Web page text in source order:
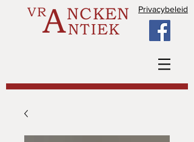
VRANTIEK
Privacybeleid
NCKEN